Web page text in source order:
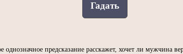
Гадать
однозначное предсказание расскажет, хочет ли